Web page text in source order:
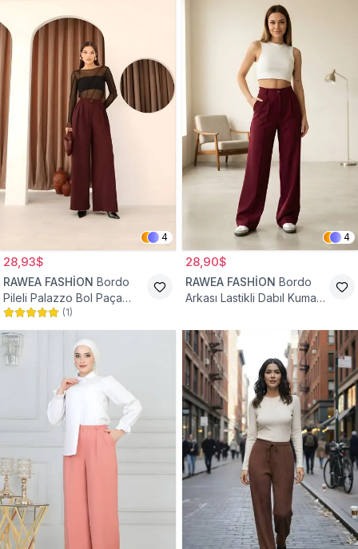
4
28,93$
RAWEA FASHİON Bordo
Pileli Palazzo Bol Paça
Yüksek Bel Tesettür
Pantolon
(1)
4
28,90$
RAWEA FASHİON Bordo
Arkası Lastikli Dabıl Kumaş